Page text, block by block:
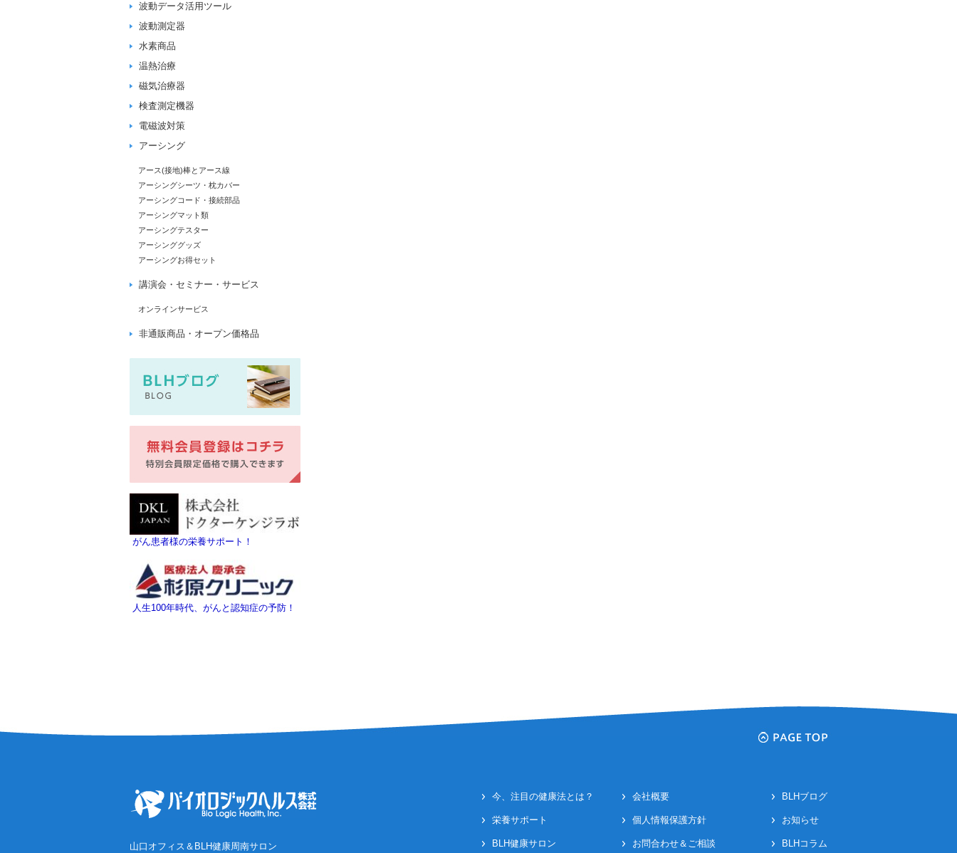
波動データ活用ツール
波動測定器
水素商品
温熱治療
磁気治療器
検査測定機器
電磁波対策
アーシング
アース(接地)棒とアース線
アーシングシーツ・枕カバー
アーシングコード・接続部品
アーシングマット類
アーシングテスター
アーシンググッズ
アーシングお得セット
講演会・セミナー・サービス
オンラインサービス
非通販商品・オープン価格品
がん患者様の栄養サポート！
人生100年時代、がんと認知症の予防！
山口オフィス＆BLH健康周南サロン
今、注目の健康法とは？
栄養サポート
BLH健康サロン
会社概要
個人情報保護方針
お問合わせ＆ご相談
BLHブログ
お知らせ
BLHコラム